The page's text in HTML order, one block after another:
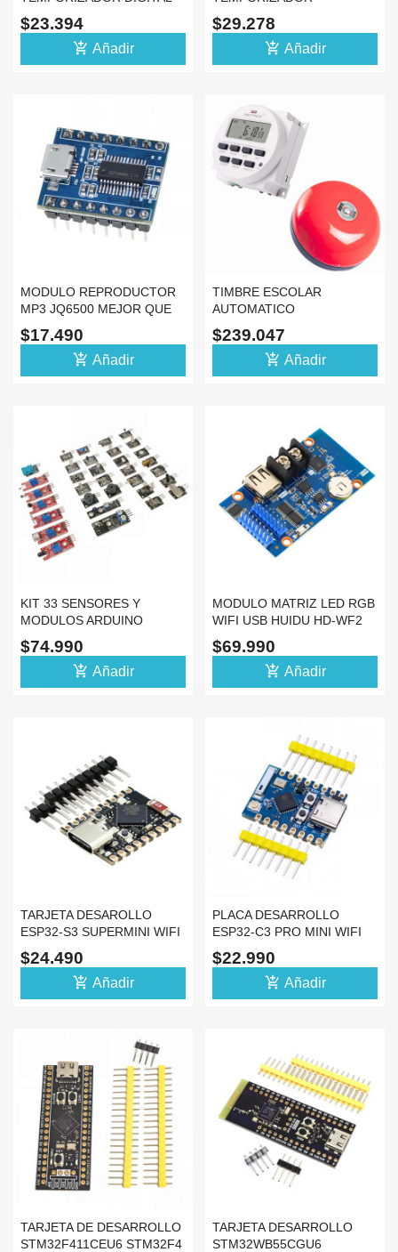
6-30V 999 MIN USB TIPO C
5V
$23.394
add_shopping_cart Añadir
PROGRAMABLE RTC 5V A
60V TZT BUZZER
$29.278
add_shopping_cart Añadir
MODULO REPRODUCTOR
MP3 JQ6500 MEJOR QUE
ISD1820 PARA ARDUINO
$17.490
add_shopping_cart Añadir
TIMBRE ESCOLAR
AUTOMATICO
PROGRAMABLE DIGITAL +
CAMPANA 110V
$239.047
add_shopping_cart Añadir
KIT 33 SENSORES Y
MODULOS ARDUINO
RASPBERRY PI IOT
$74.990
add_shopping_cart Añadir
MODULO MATRIZ LED RGB
WIFI USB HUIDU HD-WF2
HUB75 ESP32 S3
$69.990
add_shopping_cart Añadir
TARJETA DESAROLLO
ESP32-S3 SUPERMINI WIFI
BLUETOOTH S3FH4R2
$24.490
add_shopping_cart Añadir
PLACA DESARROLLO
ESP32-C3 PRO MINI WIFI
BLUETOOTH C3FH4
$22.990
add_shopping_cart Añadir
TARJETA DE DESARROLLO
STM32F411CEU6 STM32F4
TARJETA DESARROLLO
STM32WB55CGU6